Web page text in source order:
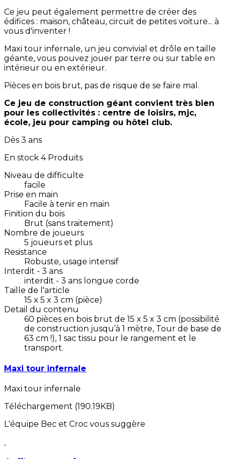
Ce jeu peut également permettre de créer des
édifices : maison, château, circuit de petites voiture... à
vous d'inventer !
Maxi tour infernale, un jeu convivial et drôle en taille
géante, vous pouvez jouer par terre ou sur table en
intérieur ou en extérieur.
Pièces en bois brut, pas de risque de se faire mal.
Ce jeu de construction géant convient très bien
pour les collectivités : centre de loisirs, mjc,
école, jeu pour camping ou hôtel club.
Dès 3 ans
En stock 4 Produits
Niveau de difficulte
facile
Prise en main
Facile à tenir en main
Finition du bois
Brut (sans traitement)
Nombre de joueurs
5 joueurs et plus
Resistance
Robuste, usage intensif
Interdit - 3 ans
interdit - 3 ans longue corde
Taille de l'article
15 x 5 x 3 cm (pièce)
Detail du contenu
60 pièces en bois brut de 15 x 5 x 3 cm (possibilité
de construction jusqu’à 1 mètre, Tour de base de
63 cm !), 1 sac tissu pour le rangement et le
transport.
Maxi tour infernale
Maxi tour infernale
Téléchargement (190.19KB)
L'équipe Bec et Croc vous suggère